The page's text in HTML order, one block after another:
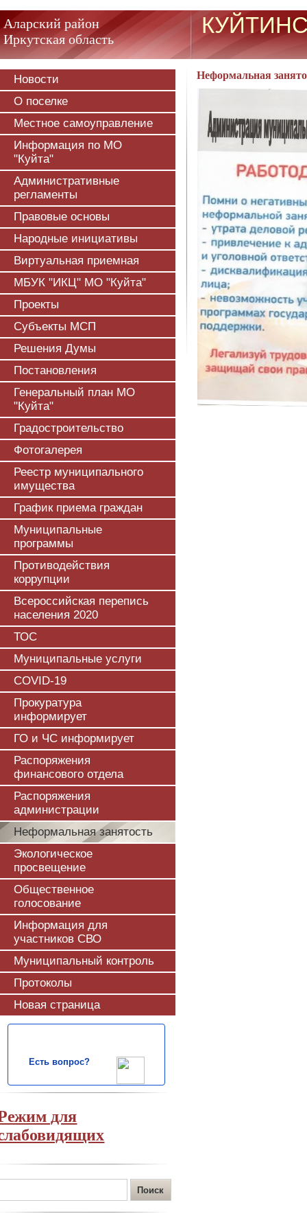
Аларский район
Иркутская область
Новости
О поселке
Местное самоуправление
Информация по МО
"Куйта"
Административные
регламенты
Правовые основы
Народные инициативы
Виртуальная приемная
МБУК "ИКЦ" МО "Куйта"
Проекты
Субъекты МСП
Решения Думы
Постановления
Генеральный план МО
"Куйта"
Градостроительство
Фотогалерея
Реестр муниципального
имущества
График приема граждан
Муниципальные
программы
Противодействия
коррупции
Всероссийская перепись
населения 2020
ТОС
Муниципальные услуги
COVID-19
Прокуратура
информирует
ГО и ЧС информирует
Распоряжения
финансового отдела
Распоряжения
администрации
Неформальная занятость
Экологическое
просвещение
Общественное
голосование
Информация для
участников СВО
Муниципальный контроль
Протоколы
Новая страница
Есть вопрос?
для
Неформальная